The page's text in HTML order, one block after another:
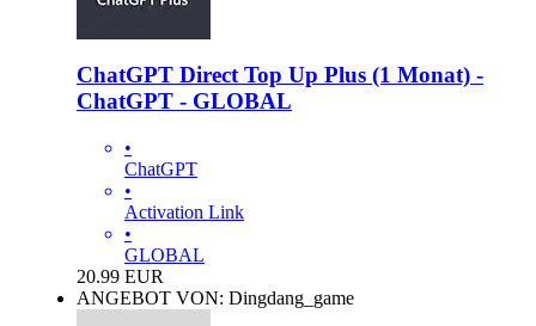
ChatGPT Direct Top Up Plus (1 Monat) -
ChatGPT - GLOBAL
•
ChatGPT
•
Activation Link
•
GLOBAL
20.99 EUR
ANGEBOT VON: Dingdang_game